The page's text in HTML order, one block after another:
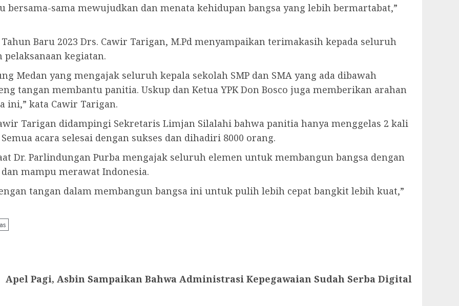
bersama-sama mewujudkan dan menata kehidupan bangsa yang lebih bermartabat,”
Baru 2023 Drs. Cawir Tarigan, M.Pd menyampaikan terimakasih kepada seluruh
kegiatan.
Medan yang mengajak seluruh kepala sekolah SMP dan SMA yang ada dibawah
tangan membantu panitia. Uskup dan Ketua YPK Don Bosco juga memberikan arahan
ini,” kata Cawir Tarigan.
Tarigan didampingi Sekretaris Limjan Silalahi bahwa panitia hanya menggelas 2 kali
acara selesai dengan sukses dan dihadiri 8000 orang.
Dr. Parlindungan Purba mengajak seluruh elemen untuk membangun bangsa dengan
mampu merawat Indonesia.
tangan dalam membangun bangsa ini untuk pulih lebih cepat bangkit lebih kuat,”
Apel Pagi, Asbin Sampaikan Bahwa Administrasi Kepegawaian Sudah Serba Digital